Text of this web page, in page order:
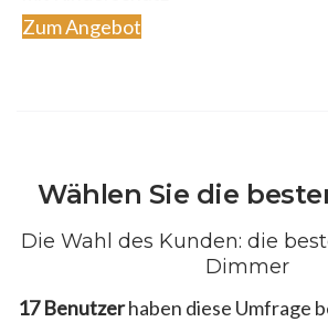
Zum Angebot
Wählen Sie die
Die Wahl des Kunden: die
Dimmer
17 Benutzerhaben diese Umfrage